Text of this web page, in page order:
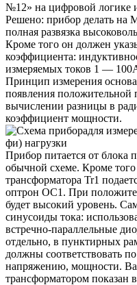
№12» на цифровой логике
Решено: прибор делать на
полная развязка
Кроме того он должен
коэффициента:
измеряемых токов 1 —
Принцип измерения
появления положительной
вычислении разницы в
коэффициент мощности.
Прибор питается от блока
обычной схеме. Кроме
трансформатора Tr1
оптрон ОС1. При
будет высокий уровень.
синусоиды тока:
встречно-параллельные
отдельно, в пунктирных
должны соответствовать
напряжению, мощности.
трансформатором показан